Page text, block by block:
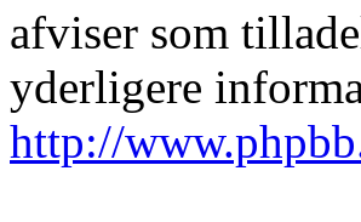
afviser som
yderligere
http://